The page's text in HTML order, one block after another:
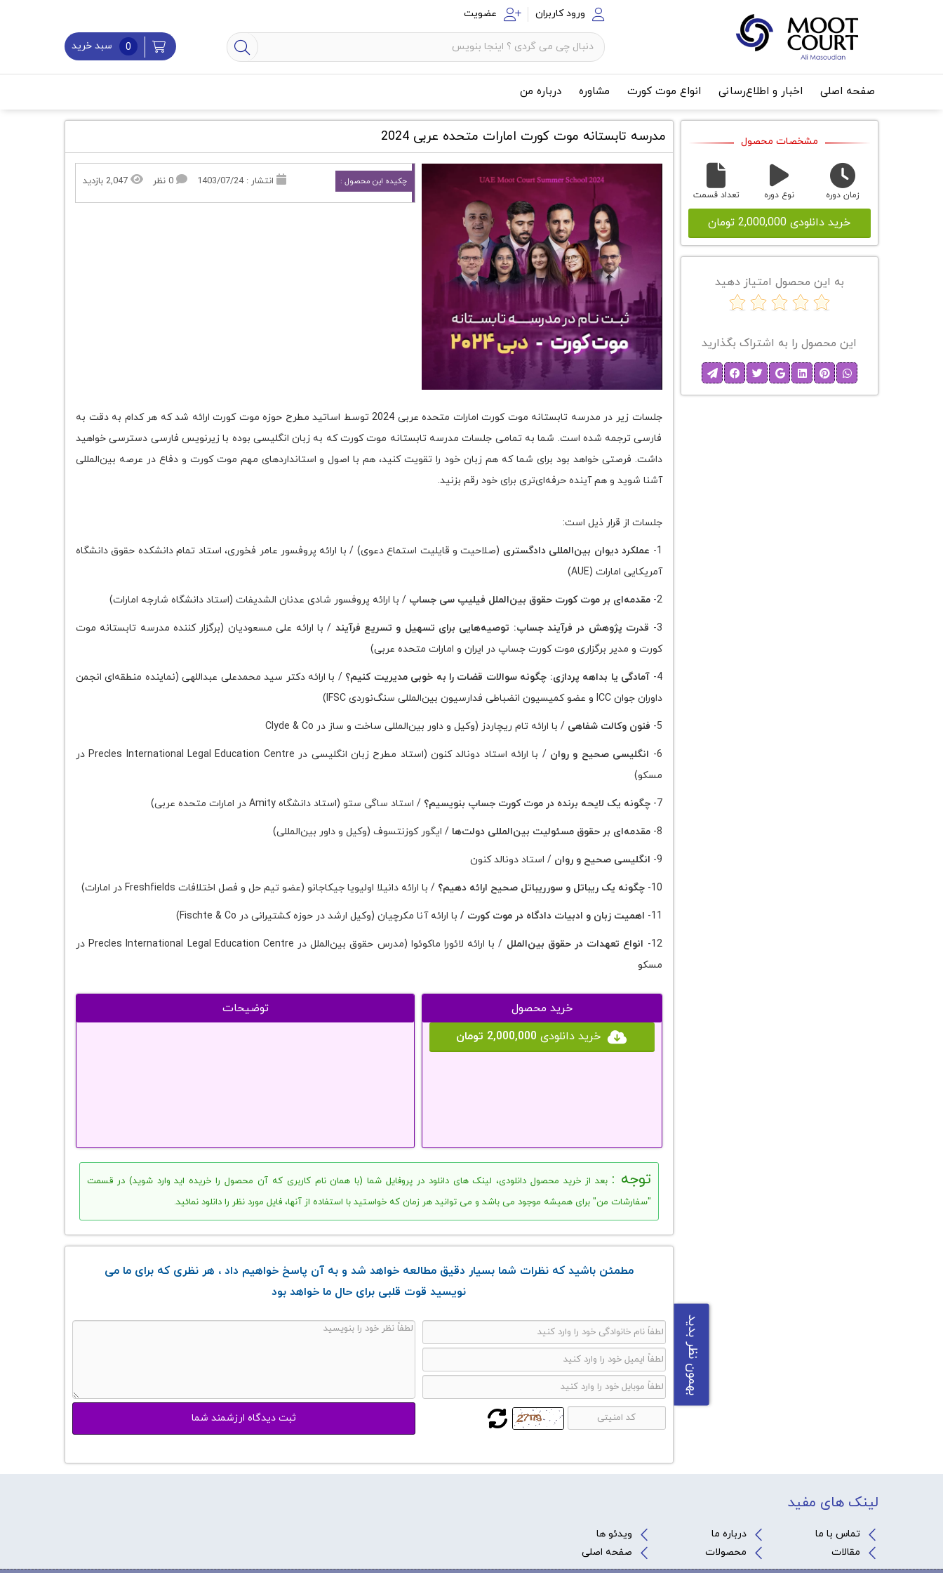
ورود کاربران عضویت
0 سبد خرید
صفحه اصلی اخبار و اطلاع‌رسانی انواع موت کورت مشاوره درباره من
مشخصات محصول
زمان دوره نوع دوره تعداد قسمت
خرید دانلودی 2,000,000 تومان
به این محصول امتیاز دهید
این محصول را به اشتراک بگذارید
مدرسه تابستانه موت کورت امارات متحده عربی 2024
چکیده این محصول : انتشار : 1403/07/24 0 نظر 2,047 بازدید
جلسات زیر در مدرسه تابستانه موت کورت امارات متحده عربی 2024 توسط اساتید مطرح حوزه موت کورت ارائه شد که هر کدام به دقت به
فارسی ترجمه شده است. شما به تمامی جلسات مدرسه تابستانه موت کورت که به زبان انگلیسی بوده با زیرنویس فارسی دسترسی خواهید
داشت. فرصتی خواهد بود برای شما که هم زبان خود را تقویت کنید، هم با اصول و استانداردهای مهم موت کورت و دفاع در عرصه بین‌المللی
آشنا شوید و هم آینده‌ حرفه‌ای‌تری برای خود رقم بزنید.
جلسات از قرار ذیل است:
1- عملکرد دیوان بین‌المللی دادگستری (صلاحیت و قایلیت استماع دعوی) / با ارائه پروفسور عامر فخوری، استاد تمام دانشکده حقوق دانشگاه
آمریکایی امارات (AUE)
2- مقدمه‌ای بر موت کورت حقوق بین‌الملل فیلیپ سی جساپ/ با ارائه پروفسور شادی عدنان الشدیفات (استاد دانشگاه شارجه امارات)
3- قدرت پژوهش در فرآیند جساپ: توصیه‌هایی برای تسهیل و تسریع فرآیند / با ارائه علی مسعودیان (برگزار کننده مدرسه تابستانه موت
کورت و مدیر برگزاری موت کورت جساپ در ایران و امارات متحده عربی)
4- آمادگی یا بداهه پردازی: چگونه سوالات قضات را به خوبی مدیریت کنیم؟ / با ارائه دکتر سید محمدعلی عبداللهی (نماینده منطقه‌ای انجمن
داوران جوان ICC و عضو کمیسیون انضباطی فدارسیون بین‌المللی سنگ‌نوردی IFSC)
5- فنون وکالت شفاهی / با ارائه تام ریچاردز (وکیل و داور بین‌المللی ساخت و ساز در Clyde & Co
6- انگلیسی صحیح و روان
/ با ارائه استاد دونالد کنون (استاد مطرح زبان انگلیسی در Precles International Legal Education Centre در
مسکو)
7- چگونه یک لایحه برنده در موت کورت جساپ بنویسیم؟ / استاد ساگی ستو (استاد دانشگاه Amity در امارات متحده عربی)
8- مقدمه‌ای بر حقوق مسئولیت بین‌المللی دولت‌ها/ ایگور کوزنتسوف (وکیل و داور بین‌المللی)
9- انگلیسی صحیح و روان / استاد دونالد کنون
10- چگونه یک ریباتل و سورریباتل صحیح ارائه دهیم؟ / با ارائه دانیلا اولیویا جیکاجانو (عضو تیم حل و فصل اختلافات Freshfields در امارات)
11- اهمیت زبان و ادبیات دادگاه در موت کورت / با ارائه آنا مکرچیان (وکیل ارشد در حوزه کشتیرانی در Fischte & Co)
12- انواع تعهدات در حقوق بین‌الملل
/ با ارائه لائورا ماکوئوا (مدرس حقوق بین‌الملل در Precles International Legal Education Centre در
مسکو
خرید محصول
خرید دانلودی 2,000,000 تومان
توضیحات
توجه : بعد از خرید محصول دانلودی، لینک های دانلود در پروفایل شما (با همان نام کاربری که آن محصول را خریده اید وارد شوید) در قسمت
"سفارشات من" برای همیشه موجود می باشد و می توانید هر زمان که خواستید با استفاده از آنها، فایل مورد نظر را دانلود نمائید.
بهمون نظر بدید
مطمئن باشید که نظرات شما بسیار دقیق مطالعه خواهد شد و به آن پاسخ خواهیم داد ، هر نظری که برای ما می
نویسید قوت قلبی برای حال ما خواهد بود
لینک های مفید
تماس با ما درباره ما
ویدئو ها
مقالات
محصولات صفحه اصلی